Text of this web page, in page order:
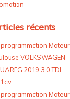
récents
Moteur
VOLKSWAGEN
2019 3.0 TDI
Moteur